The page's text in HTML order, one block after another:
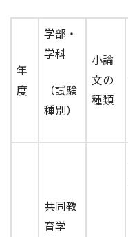
年
度
学部・
学科
（試験
種別）
小論
文の
種類
共同教
育学